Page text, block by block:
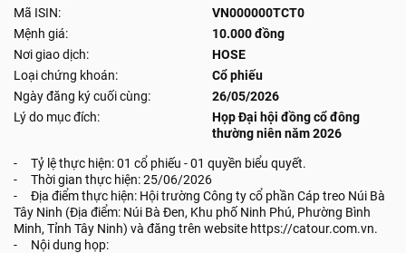
Mã ISIN:
VN000000TCT0
Mệnh giá:
10.000 đồng
Nơi giao dịch:
HOSE
Loại chứng khoán:
Cổ phiếu
Ngày đăng ký cuối cùng:
26/05/2026
Lý do mục đích:
Họp Đại hội đồng cổ đông
thường niên năm 2026
- Tỷ lệ thực hiện: 01 cổ phiếu - 01 quyền biểu quyết.
- Thời gian thực hiện: 25/06/2026
- Địa điểm thực hiện: Hội trường Công ty cổ phần Cáp treo Núi Bà
Tây Ninh (Địa điểm: Núi Bà Đen, Khu phố Ninh Phú, Phường Bình
Minh, Tỉnh Tây Ninh) và đăng trên website https://catour.com.vn.
- Nội dung họp: